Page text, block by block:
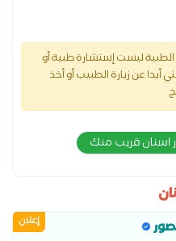
ليست إستشارة طبية أو
عن زيارة الطبيب أو أخذ
اسنان قريب منك
إعلان